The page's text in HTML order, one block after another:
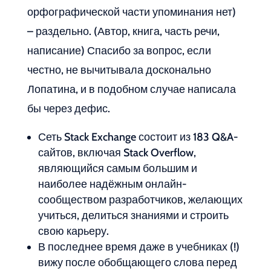
орфографической части упоминания нет)
– раздельно. (Автор, книга, часть речи,
написание) Спасибо за вопрос, если
честно, не вычитывала досконально
Лопатина, и в подобном случае написала
бы через дефис.
Сеть Stack Exchange состоит из 183 Q&A-
сайтов, включая Stack Overflow,
являющийся самым большим и
наиболее надёжным онлайн-
сообществом разработчиков, желающих
учиться, делиться знаниями и строить
свою карьеру.
В последнее время даже в учебниках (!)
вижу после обобщающего слова перед